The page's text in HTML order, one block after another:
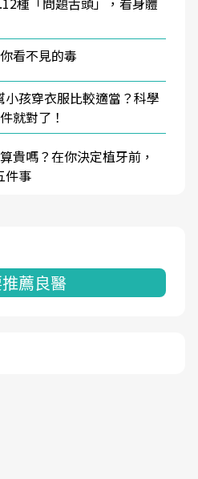
看不見的毒
小孩穿衣服比較適當？科學
就對了！
貴嗎？在你決定植牙前，
件事
薦良醫